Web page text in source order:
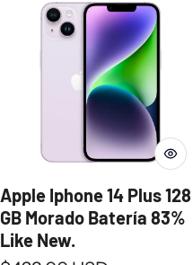
Apple Iphone 14 Plus 128
GB Morado Batería 83%
Like New.